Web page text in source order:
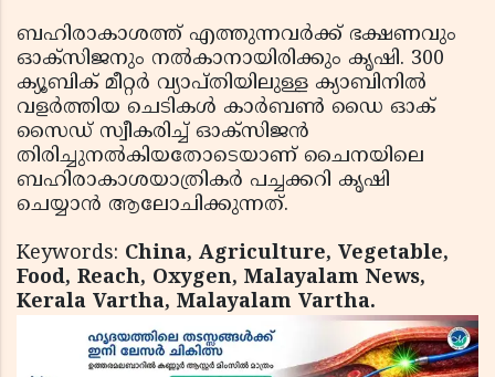
ബഹിരാകാശത്ത് എത്തുന്നവര്‍ക്ക് ഭക്ഷണവും
ഓക്‌സിജനും നല്‍കാനായിരിക്കും കൃഷി. 300
ക്യൂബിക് മീറ്റര്‍ വ്യാപ്തിയിലുള്ള ക്യാബിനില്‍
വളര്‍ത്തിയ ചെടികള്‍ കാര്‍ബണ്‍ ഡൈ ഓക്
സൈഡ് സ്വീകരിച്ച് ഓക്‌സിജന്‍
തിരിച്ചുനല്‍കിയതോടെയാണ് ചൈനയിലെ
ബഹിരാകാശയാത്രികര്‍ പച്ചക്കറി കൃഷി
ചെയ്യാന്‍ ആലോചിക്കുന്നത്.
Keywords: China, Agriculture, Vegetable,
Food, Reach, Oxygen, Malayalam News,
Kerala Vartha, Malayalam Vartha.